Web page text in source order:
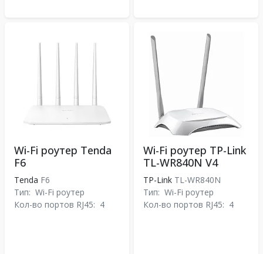
Wi-Fi роутер Tenda
F6
Tenda F6
Тип: Wi-Fi роутер
Кол-во портов RJ45: 4
Wi-Fi роутер TP-Link
TL-WR840N V4
TP-Link TL-WR840N
Тип: Wi-Fi роутер
Кол-во портов RJ45: 4